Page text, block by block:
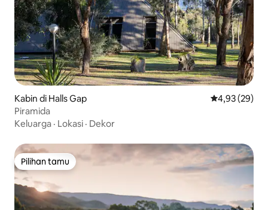
Kabin di Halls Gap Nilai rata-rata
4,93 (29)
Piramida
Keluarga · Lokasi · Dekor
Pilihan tamu
Pilihan tamu